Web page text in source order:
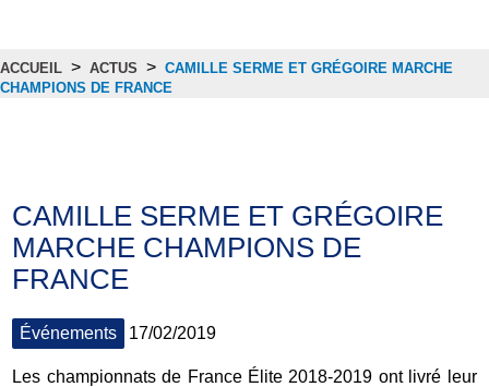
ACCUEIL > ACTUS > CAMILLE SERME ET GRÉGOIRE MARCHE
CHAMPIONS DE FRANCE
CAMILLE SERME ET GRÉGOIRE
MARCHE CHAMPIONS DE
FRANCE
Événements 17/02/2019
Les championnats de France Élite 2018-2019 ont livré leur